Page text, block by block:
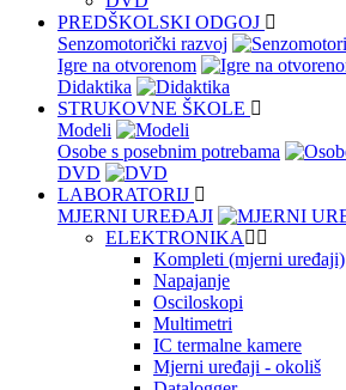
PREDŠKOLSKI ODGOJ
Senzomotorički razvoj
Igre na otvorenom
Didaktika
STRUKOVNE ŠKOLE
Modeli
Osobe s posebnim potrebama
DVD
LABORATORIJ
MJERNI UREĐAJI
ELEKTRONIKA
Kompleti (mjerni uređaji)
Napajanje
Osciloskopi
Multimetri
IC termalne kamere
Mjerni uređaji - okoliš